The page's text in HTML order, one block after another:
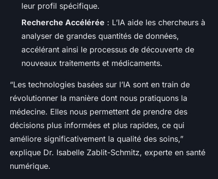
leur profil spécifique.
Recherche Accélérée : L’IA aide les chercheurs à
analyser de grandes quantités de données,
accélérant ainsi le processus de découverte de
nouveaux traitements et médicaments.
“Les technologies basées sur l’IA sont en train de
révolutionner la manière dont nous pratiquons la
médecine. Elles nous permettent de prendre des
décisions plus informées et plus rapides, ce qui
améliore significativement la qualité des soins,”
explique Dr. Isabelle Zablit-Schmitz, experte en santé
numérique.